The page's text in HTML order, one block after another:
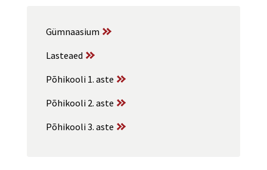
Gümnaasium
Lasteaed
Põhikooli 1. aste
Põhikooli 2. aste
Põhikooli 3. aste